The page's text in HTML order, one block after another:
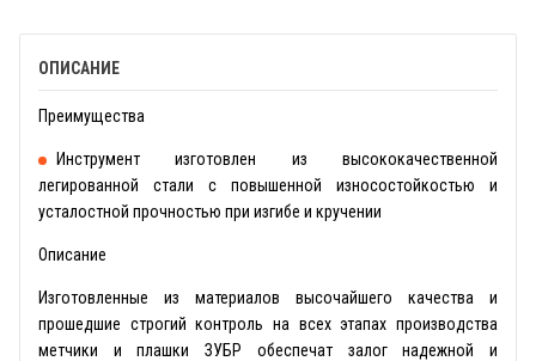
ОПИСАНИЕ
Преимущества
Инструмент изготовлен из высококачественной
легированной стали с повышенной износостойкостью и
усталостной прочностью при изгибе и кручении
Описание
Изготовленные из материалов высочайшего качества и
прошедшие строгий контроль на всех этапах производства
метчики и плашки ЗУБР обеспечат залог надежной и